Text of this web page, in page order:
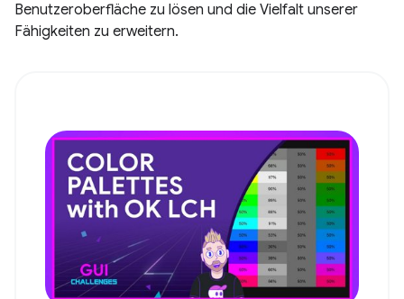
Benutzeroberfläche zu lösen und die Vielfalt unserer
Fähigkeiten zu erweitern.